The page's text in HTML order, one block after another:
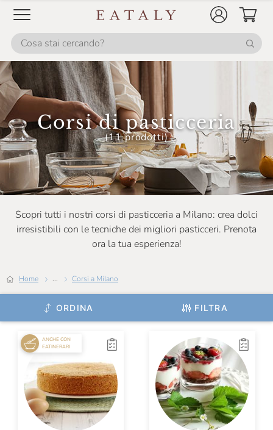
Corsi di pasticceria
(11 prodotti)
Scopri tutti i nostri corsi di pasticceria a Milano: crea dolci
irresistibili con le tecniche dei migliori pasticceri. Prenota
ora la tua esperienza!
Home ... Corsi a Milano
ORDINA FILTRA
ANCHE CON
EATINERARI